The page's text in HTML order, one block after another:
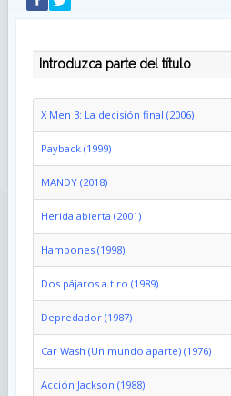
INTRODUZCA PARTE DEL TÍTULO
X Men 3: La decisión final (2006)
Payback (1999)
MANDY (2018)
Herida abierta (2001)
Hampones (1998)
Dos pájaros a tiro (1989)
Depredador (1987)
Car Wash (Un mundo aparte) (1976)
Acción Jackson (1988)